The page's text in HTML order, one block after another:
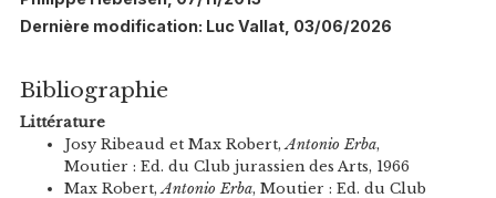
Dernière modification: Luc Vallat, 03/06/2026
Bibliographie
Littérature
Josy Ribeaud et Max Robert, Antonio Erba,
Moutier : Ed. du Club jurassien des Arts, 1966
Max Robert, Antonio Erba, Moutier : Ed. du Club